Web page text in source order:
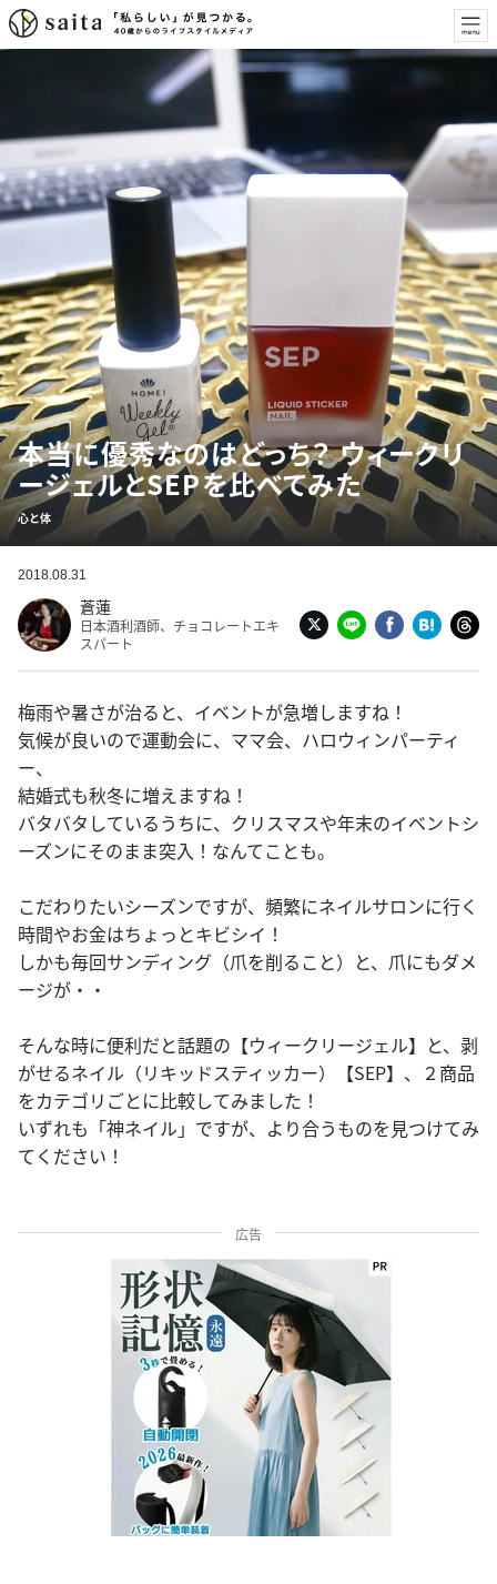
本当に優秀なのはどっち？ ウィークリ
ージェルとSEPを比べてみた
心と体
2018.08.31
蒼蓮
日本酒利酒師、チョコレートエキ
スパート
梅雨や暑さが治ると、イベントが急増しますね！
気候が良いので運動会に、ママ会、ハロウィンパーティ
ー、
結婚式も秋冬に増えますね！
バタバタしているうちに、クリスマスや年末のイベントシ
ーズンにそのまま突入！なんてことも。
こだわりたいシーズンですが、頻繁にネイルサロンに行く
時間やお金はちょっとキビシイ！
しかも毎回サンディング（爪を削ること）と、爪にもダメ
ージが・・
そんな時に便利だと話題の【ウィークリージェル】と、剥
がせるネイル（リキッドスティッカー）【SEP】、２商品
をカテゴリごとに比較してみました！
いずれも「神ネイル」ですが、より合うものを見つけてみ
てください！
広告